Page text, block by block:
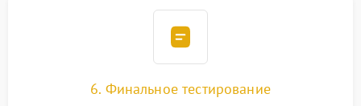
6. Финальное тестирование